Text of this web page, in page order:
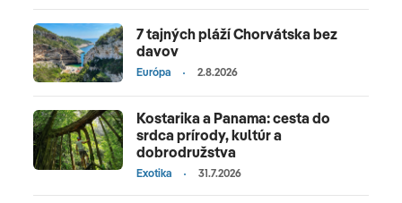
unikátnymi korálovými útesmi. Turisti v Egypte
milujú kvalitné hotely, all inclusive služby a hlavne
celoročne teplé počasie a more. Medzi obľúbené
letoviská patrí Hurghada, Marsa Alam, Marsa
7 tajných pláží Chorvátska bez
davov
Európa 2.8.2026
Kostarika a Panama: cesta do
srdca prírody, kultúr a
dobrodružstva
Exotika 31.7.2026